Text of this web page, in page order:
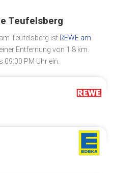
Teufelsberg
Teufelsberg ist REWE am
Entfernung von 1.8 km.
09:00 PM Uhr ein.